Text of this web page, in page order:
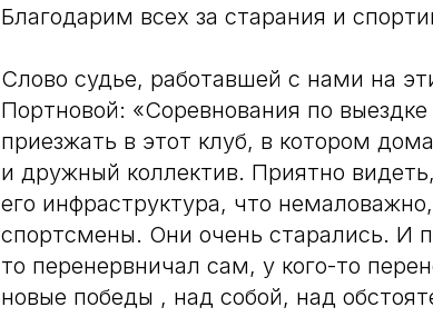
Благодарим всех за старания и
Слово судье, работавшей с нами на
Портновой: «Соревнования по
приезжать в этот клуб, в котором
и дружный коллектив. Приятно
его инфраструктура, что
спортсмены. Они очень старались. И
то перенервничал сам, у кого-то
новые победы , над собой, над